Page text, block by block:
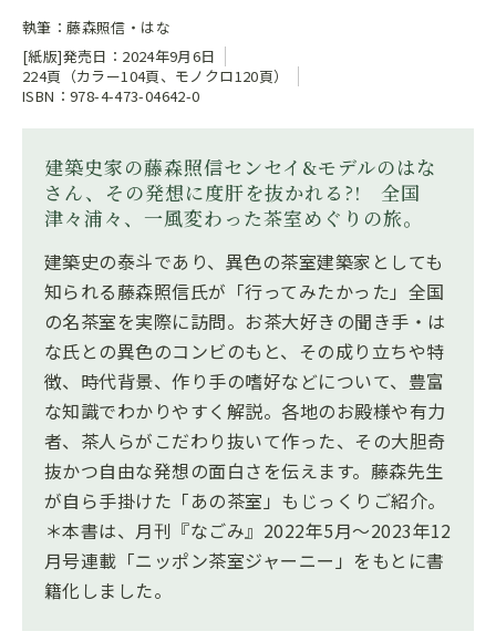
執筆：藤森照信・はな
[紙版]発売日：2024年9月6日
224頁（カラー104頁、モノクロ120頁）
ISBN：978-4-473-04642-0
建築史家の藤森照信センセイ&モデルのはな
さん、その発想に度肝を抜かれる?! 全国
津々浦々、一風変わった茶室めぐりの旅。
建築史の泰斗であり、異色の茶室建築家としても
知られる藤森照信氏が「行ってみたかった」全国
の名茶室を実際に訪問。お茶大好きの聞き手・は
な氏との異色のコンビのもと、その成り立ちや特
徴、時代背景、作り手の嗜好などについて、豊富
な知識でわかりやすく解説。各地のお殿様や有力
者、茶人らがこだわり抜いて作った、その大胆奇
抜かつ自由な発想の面白さを伝えます。藤森先生
が自ら手掛けた「あの茶室」もじっくりご紹介。
＊本書は、月刊『なごみ』2022年5月～2023年12
月号連載「ニッポン茶室ジャーニー」をもとに書
籍化しました。